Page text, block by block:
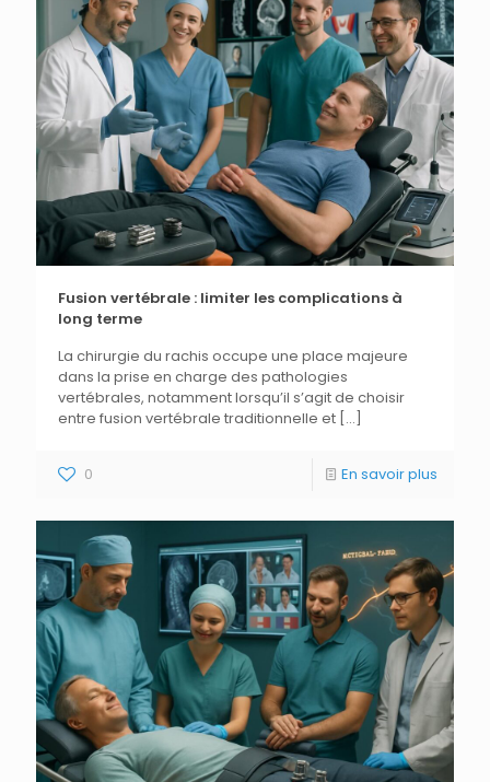
Fusion vertébrale : limiter les complications à
long terme
La chirurgie du rachis occupe une place majeure
dans la prise en charge des pathologies
vertébrales, notamment lorsqu’il s’agit de choisir
entre fusion vertébrale traditionnelle et […]
0 En savoir plus